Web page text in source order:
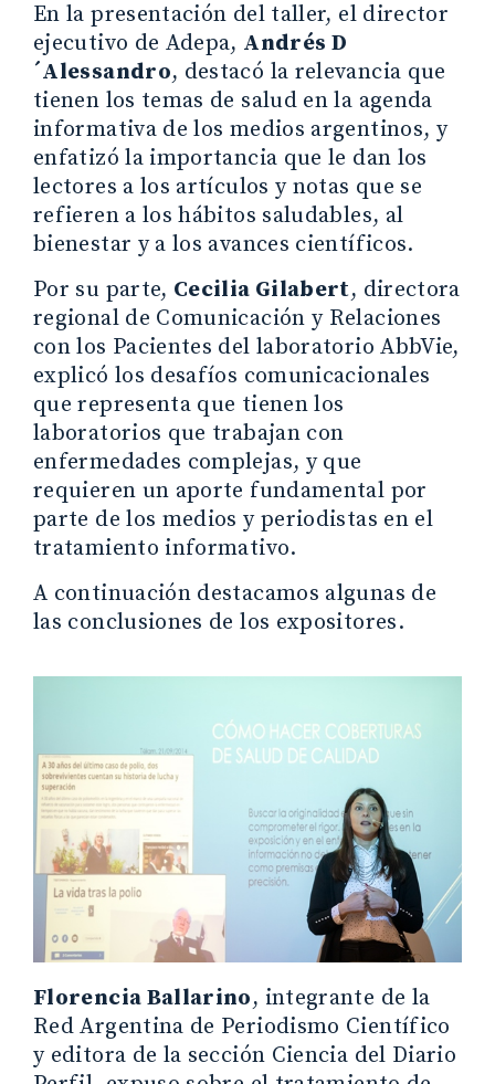
En la presentación del taller, el director
ejecutivo de Adepa, Andrés D
´Alessandro, destacó la relevancia que
tienen los temas de salud en la agenda
informativa de los medios argentinos, y
enfatizó la importancia que le dan los
lectores a los artículos y notas que se
refieren a los hábitos saludables, al
bienestar y a los avances científicos.
Por su parte, Cecilia Gilabert, directora
regional de Comunicación y Relaciones
con los Pacientes del laboratorio AbbVie,
explicó los desafíos comunicacionales
que representa que tienen los
laboratorios que trabajan con
enfermedades complejas, y que
requieren un aporte fundamental por
parte de los medios y periodistas en el
tratamiento informativo.
A continuación destacamos algunas de
las conclusiones de los expositores.
Florencia Ballarino, integrante de la
Red Argentina de Periodismo Científico
y editora de la sección Ciencia del Diario